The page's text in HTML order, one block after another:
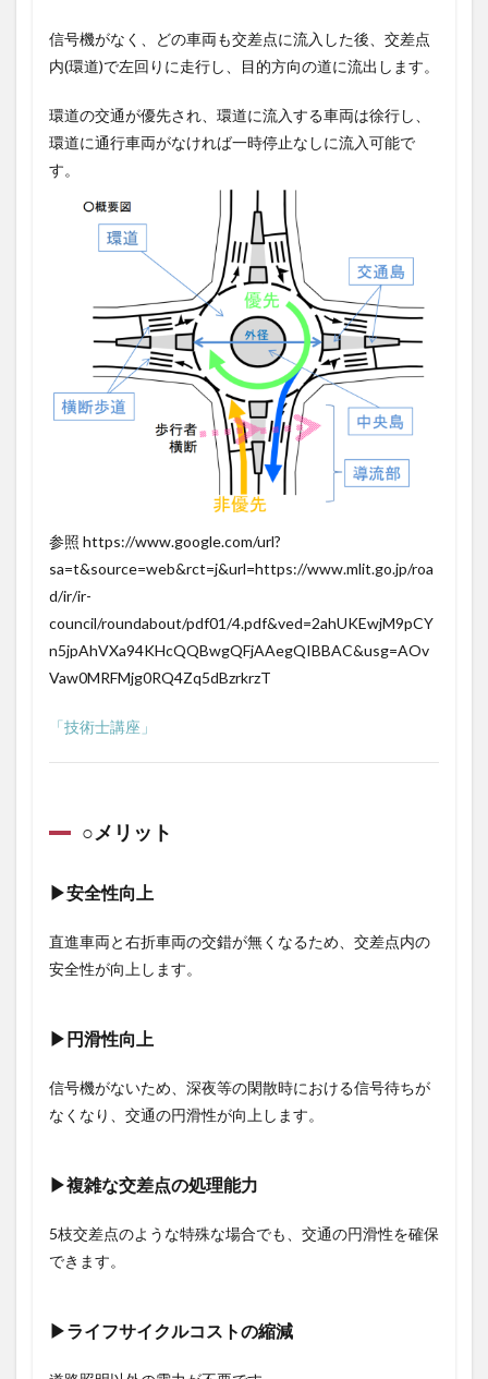
点の処
理能力
▶ライ
フサイ
縮減
2.1.5
▶災害
2.2
○適用
2.2.1
▶交通
2.2.3
▶留意
2.3
国の
現状
◎最
信号機がなく、どの車両も交差点に流入した後、交差点
内(環道)で左回りに走行し、目的方向の道に流出します。
環道の交通が優先され、環道に流入する車両は徐行し、
環道に通行車両がなければ一時停止なしに流入可能で
す。
参照 https://www.google.com/url?
sa=t&source=web&rct=j&url=https://www.mlit.go.jp/roa
d/ir/ir-
council/roundabout/pdf01/4.pdf&ved=2ahUKEwjM9pCY
n5jpAhVXa94KHcQQBwgQFjAAegQIBBAC&usg=AOv
Vaw0MRFMjg0RQ4Zq5dBzrkrzT
「技術士講座」
○メリット
▶安全性向上
直進車両と右折車両の交錯が無くなるため、交差点内の
安全性が向上します。
▶円滑性向上
信号機がないため、深夜等の閑散時における信号待ちが
なくなり、交通の円滑性が向上します。
▶複雑な交差点の処理能力
5枝交差点のような特殊な場合でも、交通の円滑性を確保
できます。
▶ライフサイクルコストの縮減